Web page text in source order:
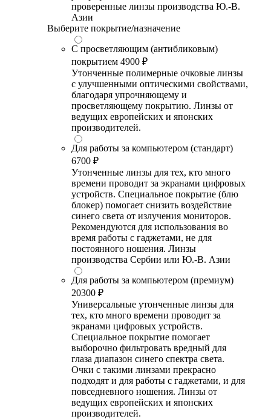
проверенные линзы производства Ю.-В.
Азии
Выберите покрытие/назначение
С просветляющим (антибликовым)
покрытием 4900 ₽
Утонченные полимерные очковые линзы
с улучшенными оптическими свойствами,
благодаря упрочняющему и
просветляющему покрытию. Линзы от
ведущих европейских и японских
производителей.
Для работы за компьютером (стандарт)
6700 ₽
Утонченные линзы для тех, кто много
времени проводит за экранами цифровых
устройств. Специальное покрытие (блю
блокер) помогает снизить воздействие
синего света от излучения мониторов.
Рекомендуются для использования во
время работы с гаджетами, не для
постоянного ношения. Линзы
производства Сербии или Ю.-В. Азии
Для работы за компьютером (премиум)
20300 ₽
Универсальные утонченные линзы для
тех, кто много времени проводит за
экранами цифровых устройств.
Специальное покрытие помогает
выборочно фильтровать вредный для
глаза диапазон синего спектра света.
Очки с такими линзами прекрасно
подходят и для работы с гаджетами, и для
повседневного ношения. Линзы от
ведущих европейских и японских
производителей.